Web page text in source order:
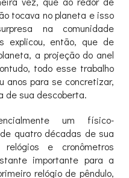
tocava no planeta e isso
na comunidade
explicou, então, que de
a projeção do anel
todo esse trabalho
anos para se concretizar,
de sua descoberta.
um físico-
quatro décadas de sua
e cronômetros
importante para a
relógio de pêndulo,